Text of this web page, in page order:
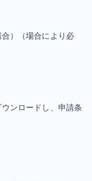
）
（場合により必
ンロードし、申請条